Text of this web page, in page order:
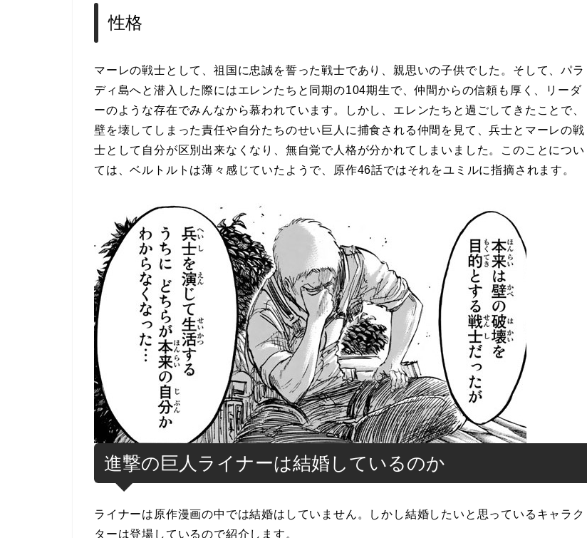
性格
マーレの戦士として、祖国に忠誠を誓った戦士であり、親思いの子供でした。そして、パラ
ディ島へと潜入した際にはエレンたちと同期の104期生で、仲間からの信頼も厚く、リーダ
ーのような存在でみんなから慕われています。しかし、エレンたちと過ごしてきたことで、
壁を壊してしまった責任や自分たちのせい巨人に捕食される仲間を見て、兵士とマーレの戦
士として自分が区別出来なくなり、無自覚で人格が分かれてしまいました。このことについ
ては、ベルトルトは薄々感じていたようで、原作46話ではそれをユミルに指摘されます。
進撃の巨人ライナーは結婚しているのか
ライナーは原作漫画の中では結婚はしていません。しかし結婚したいと思っているキャラク
ターは登場しているので紹介します。